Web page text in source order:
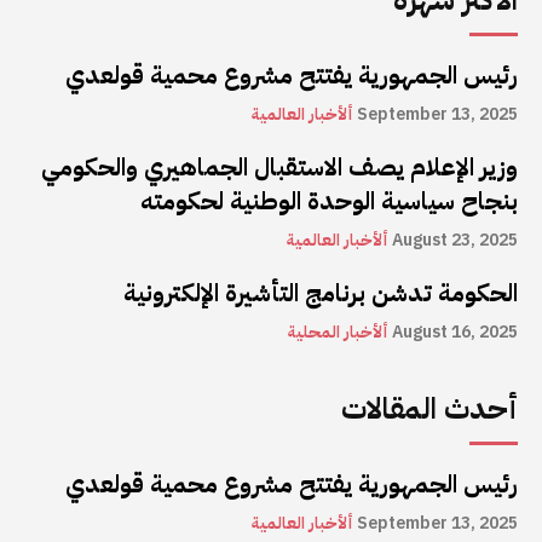
رئيس الجمهورية يفتتح مشروع محمية قولعدي
ألأخبار العالمية September 13, 2025
وزير الإعلام يصف الاستقبال الجماهيري والحكومي
بنجاح سياسية الوحدة الوطنية لحكومته
ألأخبار العالميةAugust 23, 2025
الحكومة تدشن برنامج التأشيرة الإلكترونية
ألأخبار المحليةAugust 16, 2025
أحدث المقالات
رئيس الجمهورية يفتتح مشروع محمية قولعدي
ألأخبار العالمية September 13, 2025